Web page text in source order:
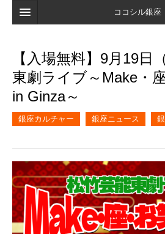
ココシル銀座
検索
店舗・施設最新情報
口コミ
ブックマーク
【入場無料】9月19日
東劇ライブ～Make・
in Ginza～
銀座カルチャー 銀座ニュース